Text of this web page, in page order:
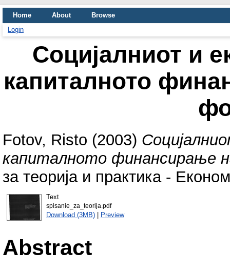
Home About
Browse
Login
Социјалниот и
капиталното
Fotov, Risto (2003)
капиталното финансирање
за теорија и практика -
Text
spisanie_za_teorija.pdf
Download (3MB)| Preview
Abstract